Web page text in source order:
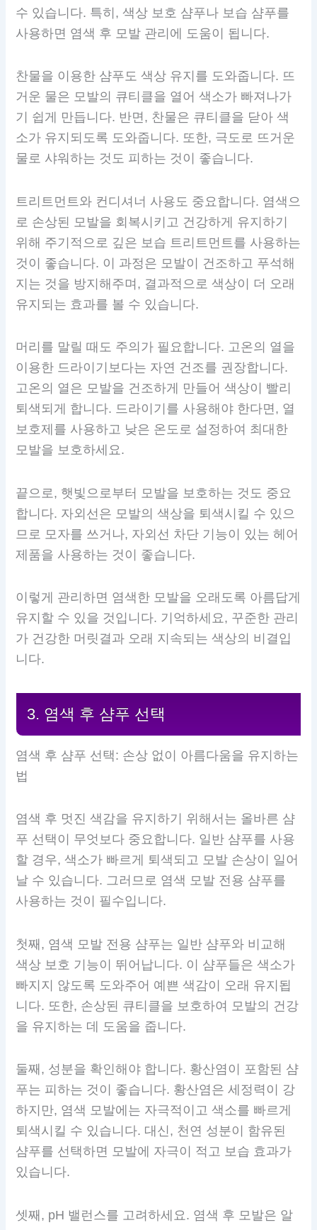
수 있습니다. 특히, 색상 보호 샴푸나 보습 샴푸를
사용하면 염색 후 모발 관리에 도움이 됩니다.
찬물을 이용한 샴푸도 색상 유지를 도와줍니다. 뜨
거운 물은 모발의 큐티클을 열어 색소가 빠져나가
기 쉽게 만듭니다. 반면, 찬물은 큐티클을 닫아 색
소가 유지되도록 도와줍니다. 또한, 극도로 뜨거운
물로 샤워하는 것도 피하는 것이 좋습니다.
트리트먼트와 컨디셔너 사용도 중요합니다. 염색으
로 손상된 모발을 회복시키고 건강하게 유지하기
위해 주기적으로 깊은 보습 트리트먼트를 사용하는
것이 좋습니다. 이 과정은 모발이 건조하고 푸석해
지는 것을 방지해주며, 결과적으로 색상이 더 오래
유지되는 효과를 볼 수 있습니다.
머리를 말릴 때도 주의가 필요합니다. 고온의 열을
이용한 드라이기보다는 자연 건조를 권장합니다.
고온의 열은 모발을 건조하게 만들어 색상이 빨리
퇴색되게 합니다. 드라이기를 사용해야 한다면, 열
보호제를 사용하고 낮은 온도로 설정하여 최대한
모발을 보호하세요.
끝으로, 햇빛으로부터 모발을 보호하는 것도 중요
합니다. 자외선은 모발의 색상을 퇴색시킬 수 있으
므로 모자를 쓰거나, 자외선 차단 기능이 있는 헤어
제품을 사용하는 것이 좋습니다.
이렇게 관리하면 염색한 모발을 오래도록 아름답게
유지할 수 있을 것입니다. 기억하세요, 꾸준한 관리
가 건강한 머릿결과 오래 지속되는 색상의 비결입
니다.
3. 염색 후 샴푸 선택
염색 후 샴푸 선택: 손상 없이 아름다움을 유지하는
법
염색 후 멋진 색감을 유지하기 위해서는 올바른 샴
푸 선택이 무엇보다 중요합니다. 일반 샴푸를 사용
할 경우, 색소가 빠르게 퇴색되고 모발 손상이 일어
날 수 있습니다. 그러므로 염색 모발 전용 샴푸를
사용하는 것이 필수입니다.
첫째, 염색 모발 전용 샴푸는 일반 샴푸와 비교해
색상 보호 기능이 뛰어납니다. 이 샴푸들은 색소가
빠지지 않도록 도와주어 예쁜 색감이 오래 유지됩
니다. 또한, 손상된 큐티클을 보호하여 모발의 건강
을 유지하는 데 도움을 줍니다.
둘째, 성분을 확인해야 합니다. 황산염이 포함된 샴
푸는 피하는 것이 좋습니다. 황산염은 세정력이 강
하지만, 염색 모발에는 자극적이고 색소를 빠르게
퇴색시킬 수 있습니다. 대신, 천연 성분이 함유된
샴푸를 선택하면 모발에 자극이 적고 보습 효과가
있습니다.
셋째, pH 밸런스를 고려하세요. 염색 후 모발은 알